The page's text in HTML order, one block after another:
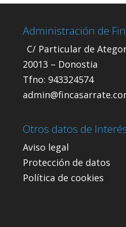
Administración de
C/ Particular de
20013 – Donostia
Tfno: 943324574
Otros datos de
Aviso legal
Protección de datos
Política de cookies